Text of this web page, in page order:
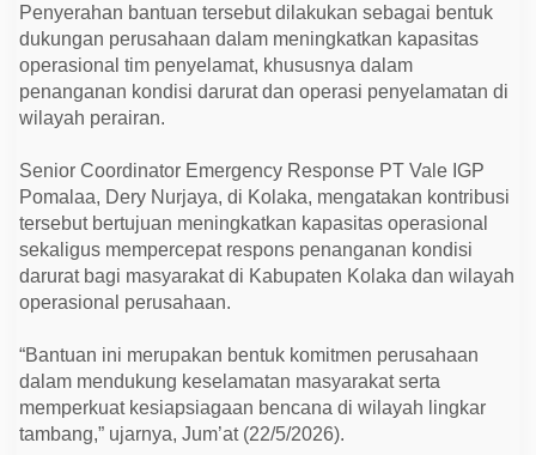
r
s
A
t
u
k
P
o
s
S
A
R
l
a
a
Penyerahan bantuan tersebut dilakukan sebagai bentuk
dukungan perusahaan dalam meningkatkan kapasitas
operasional tim penyelamat, khususnya dalam
penanganan kondisi darurat dan operasi penyelamatan di
wilayah perairan.
Senior Coordinator Emergency Response PT Vale IGP
Pomalaa, Dery Nurjaya, di Kolaka, mengatakan kontribusi
tersebut bertujuan meningkatkan kapasitas operasional
sekaligus mempercepat respons penanganan kondisi
darurat bagi masyarakat di Kabupaten Kolaka dan wilayah
operasional perusahaan.
“Bantuan ini merupakan bentuk komitmen perusahaan
dalam mendukung keselamatan masyarakat serta
memperkuat kesiapsiagaan bencana di wilayah lingkar
tambang,” ujarnya, Jum’at (22/5/2026).